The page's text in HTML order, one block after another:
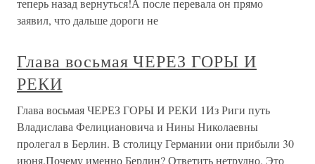
дни, когда Нушич занимался в Скопле своим театром, пес
подошел к нему на улице, и Ага, ласковый с любыми
конфетку. Риста увязался
«Пройдешь через Красное море и
через пустыню»
«Пройдешь через Красное море и через пустыню» 22